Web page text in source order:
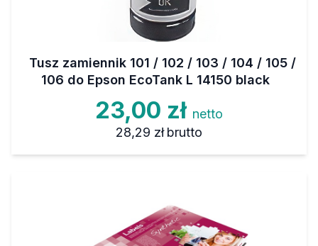
Tusz zamiennik 101 / 102 / 103 / 104 / 105 /
106 do Epson EcoTank L 14150 black
23,00 zł netto
28,29 zł brutto